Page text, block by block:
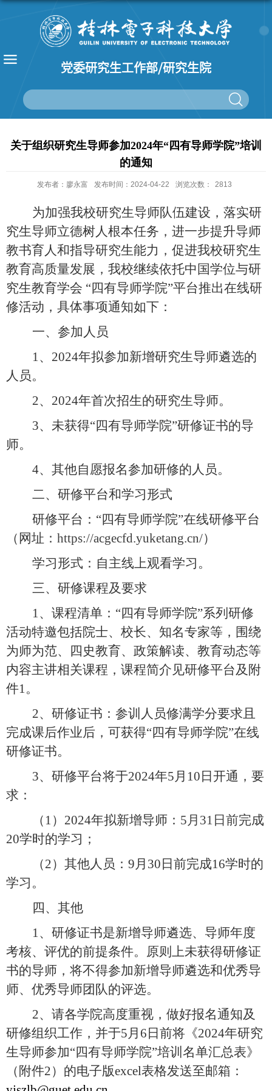
党委研究生工作部/研究生院
关于组织研究生导师参加2024年“四有导师学院”培训
的通知
发布者：廖永富 发布时间：2024-04-22 浏览次数： 2813
为加强我校研究生导师队伍建设，落实研
究生导师立德树人根本任务，进一步提升导师
教书育人和指导研究生能力，促进我校研究生
教育高质量发展，我校继续依托中国学位与研
究生教育学会 “四有导师学院”平台推出在线研
修活动，具体事项通知如下：
一、参加人员
1 、 2024年拟参加新增研究生导师遴选的
人员。
2、 2024年首次招生的研究生导师。
3、未获得“四有导师学院”研修证书的导
师。
4、其他自愿报名参加研修的人员。
二、研修平台和学习形式
研修平台：“四有导师学院”在线研修平台
（ 网址： https://acgecfd.yuketang.cn/）
学习形式：自主线上观看学习。
三、研修课程及要求
1 、课程清单：“四有导师学院”系列研修
活动特邀包括院士、校长、知名专家等，围绕
为师为范、四史教育、政策解读、教育动态等
内容主讲相关课程，课程简介见研修平台及附
件1 。
2、研修证书：参训人员修满学分要求且
完成课后作业后，可获得“四有导师学院”在线
研修证书。
3、研修平台将于2024年5月10日开通，要
求：
（ 1 ） 2024年拟新增导师： 5 月 31 日前完成
20学时的学习 ；
（2）其他人员： 9 月 30 日前完成16学时的
学习。
四、其他
1 、研修证书是新增导师遴选、导师年度
考核、评优的前提条件。原则上未获得研修证
书的导师，将不得参加新增导师遴选和优秀导
师、优秀导师团队的评选。
2、请各学院高度重视，做好报名通知及
研修组织工作，并于5 月 6 日前将《2024年研究
生导师参加“四有导师学院”培训名单汇总表》
（附件2）的电子版excel表格发送至邮箱：